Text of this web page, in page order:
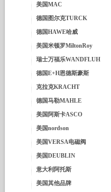
美国MAC
德国图尔克TURCK
德国HAWE哈威
美国米顿罗MiltonRoy
瑞士万福乐WANDFLUH
德国E+H恩德斯豪斯
克拉克KRACHT
德国马勒MAHLE
美国阿斯卡ASCO
美国nordson
美国VERSA电磁阀
美国DEUBLIN
意大利阿托斯
美国其他品牌